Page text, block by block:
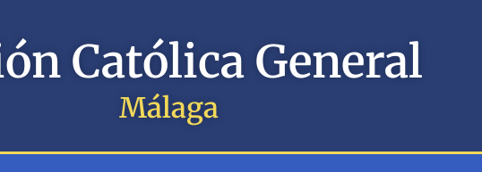
Católica General
Málaga